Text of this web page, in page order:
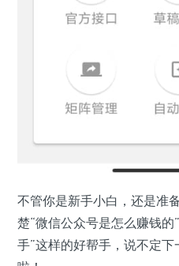
不管你是新手小白，还是准
楚“微信公众号是怎么赚钱的
手”这样的好帮手，说不定